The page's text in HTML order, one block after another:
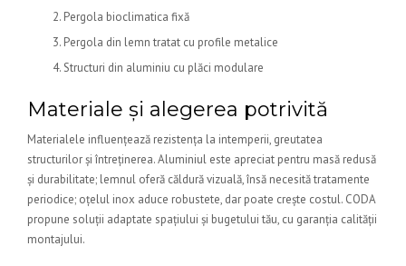
Pergola bioclimatica fixă
Pergola din lemn tratat cu profile metalice
Structuri din aluminiu cu plăci modulare
Materiale și alegerea potrivită
Materialele influențează rezistența la intemperii, greutatea
structurilor și întreținerea. Aluminiul este apreciat pentru masă redusă
și durabilitate; lemnul oferă căldură vizuală, însă necesită tratamente
periodice; oțelul inox aduce robustete, dar poate crește costul. CODA
propune soluții adaptate spațiului și bugetului tău, cu garanția calității
montajului.